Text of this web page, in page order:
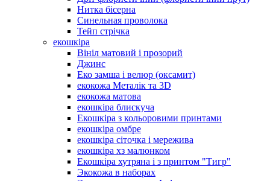
Нитка бісерна
Синельная проволока
Тейп стрічка
екошкіра
Вініл матовий і прозорий
Джинс
Еко замша і велюр (оксамит)
екокожа Металік та 3D
екокожа матова
екошкіра блискуча
Екошкіра з кольоровими принтами
екошкіра омбре
екошкіра сіточка і мережива
екошкіра хз малюнком
Екошкіра хутряна і з принтом "Тигр"
Экокожа в наборах